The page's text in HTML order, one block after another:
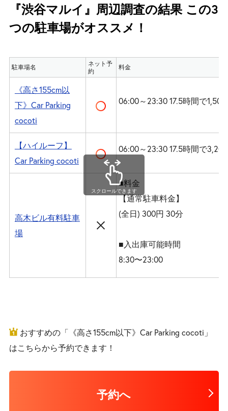
『渋谷マルイ』周辺調査の結果 この3
つの駐車場がオススメ！
駐車場名
ネット予
約
料金
《高さ155cm以
下》Car Parking
cocoti
06:00～23:30 17.5時間で
【ハイルーフ】
Car Parking cocoti
06:00～23:30 17.5時間で
高木ビル有料駐車
場
■料金
【通常駐車料金】
(全日) 300円 30分
■入出庫可能時間
8:30〜23:00
スクロールできます
おすすめの「《高さ155cm以下》Car Parking cocoti」
はこちらから予約できます！
予約へ